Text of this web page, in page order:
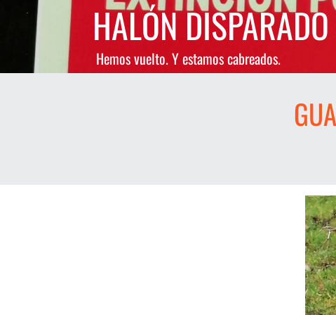
contenido
HALÓN DISPARADO
Hemos vuelto. Y estamos cabreados.